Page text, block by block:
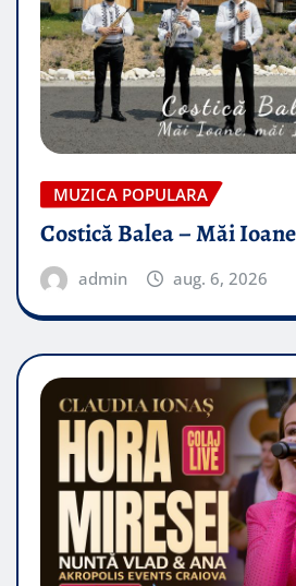
MUZICA POPULARA
Costică Balea – Măi
admin aug. 6, 2026